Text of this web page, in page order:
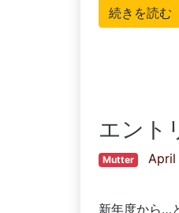
続きを読む
エント
Mutter April
新年度から…